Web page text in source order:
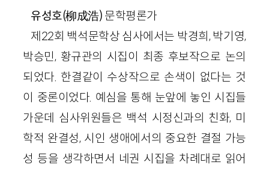
유성호(柳成浩) 문학평론가
제22회 백석문학상 심사에서는 박경희, 박기영,
박승민, 황규관의 시집이 최종 후보작으로 논의
되었다. 한결같이 수상작으로 손색이 없다는 것
이 중론이었다. 예심을 통해 눈앞에 놓인 시집들
가운데 심사위원들은 백석 시정신과의 친화, 미
학적 완결성, 시인 생애에서의 중요한 결절 가능
성 등을 생각하면서 네권 시집을 차례대로 읽어